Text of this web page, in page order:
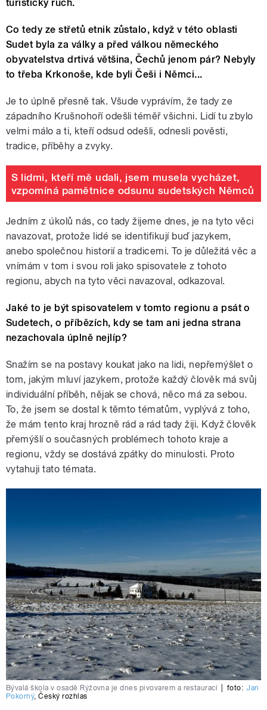
turistický ruch.
Co tedy ze střetů etnik zůstalo, když v této oblasti
Sudet byla za války a před válkou německého
obyvatelstva drtivá většina, Čechů jenom pár? Nebyly
to třeba Krkonoše, kde byli Češi i Němci...
Je to úplně přesně tak. Všude vyprávím, že tady ze
západního Krušnohoří odešli téměř všichni. Lidí tu zbylo
velmi málo a ti, kteří odsud odešli, odnesli pověsti,
tradice, příběhy a zvyky.
S lidmi, kteří mě udali, jsem musela vycházet,
vzpomíná pamětnice odsunu sudetských Němců
Jedním z úkolů nás, co tady žijeme dnes, je na tyto věci
navazovat, protože lidé se identifikují buď jazykem,
anebo společnou historií a tradicemi. To je důležitá věc a
vnímám v tom i svou roli jako spisovatele z tohoto
regionu, abych na tyto věci navazoval, odkazoval.
Jaké to je být spisovatelem v tomto regionu a psát o
Sudetech, o příbězích, kdy se tam ani jedna strana
nezachovala úplně nejlíp?
Snažím se na postavy koukat jako na lidi, nepřemýšlet o
tom, jakým mluví jazykem, protože každý člověk má svůj
individuální příběh, nějak se chová, něco má za sebou.
To, že jsem se dostal k těmto tématům, vyplývá z toho,
že mám tento kraj hrozně rád a rád tady žiji. Když člověk
přemýšlí o současných problémech tohoto kraje a
regionu, vždy se dostává zpátky do minulosti. Proto
vytahuji tato témata.
Bývalá škola v osadě Rýžovna je dnes pivovarem a restaurací foto: Jan
Pokorný,Český rozhlas